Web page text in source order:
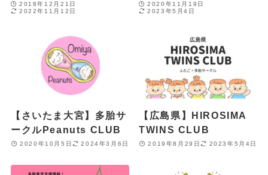
2018年12月21日
2022年11月12日
2020年11月19日
2023年5月4日
【さいたま大宮】多胎サ
ークルPeanuts CLUB
2020年10月5日 2024年3月6日
【広島県】HIROSIMA
TWINS CLUB
2019年8月29日 2023年5月4日